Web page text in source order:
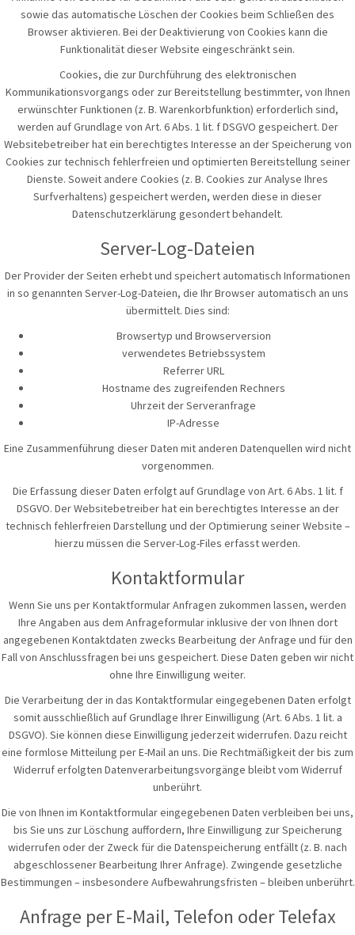
sowie das automatische Löschen der Cookies beim Schließen des
Browser aktivieren. Bei der Deaktivierung von Cookies kann die
Funktionalität dieser Website eingeschränkt sein.
Cookies, die zur Durchführung des elektronischen
Kommunikationsvorgangs oder zur Bereitstellung bestimmter, von Ihnen
erwünschter Funktionen (z. B. Warenkorbfunktion) erforderlich sind,
werden auf Grundlage von Art. 6 Abs. 1 lit. f DSGVO gespeichert. Der
Websitebetreiber hat ein berechtigtes Interesse an der Speicherung von
Cookies zur technisch fehlerfreien und optimierten Bereitstellung seiner
Dienste. Soweit andere Cookies (z. B. Cookies zur Analyse Ihres
Surfverhaltens) gespeichert werden, werden diese in dieser
Datenschutzerklärung gesondert behandelt.
Server-Log-Dateien
Der Provider der Seiten erhebt und speichert automatisch Informationen
in so genannten Server-Log-Dateien, die Ihr Browser automatisch an uns
übermittelt. Dies sind:
Browsertyp und Browserversion
verwendetes Betriebssystem
Referrer URL
Hostname des zugreifenden Rechners
Uhrzeit der Serveranfrage
IP-Adresse
Eine Zusammenführung dieser Daten mit anderen Datenquellen wird nicht
vorgenommen.
Die Erfassung dieser Daten erfolgt auf Grundlage von Art. 6 Abs. 1 lit. f
DSGVO. Der Websitebetreiber hat ein berechtigtes Interesse an der
technisch fehlerfreien Darstellung und der Optimierung seiner Website –
hierzu müssen die Server-Log-Files erfasst werden.
Kontaktformular
Wenn Sie uns per Kontaktformular Anfragen zukommen lassen, werden
Ihre Angaben aus dem Anfrageformular inklusive der von Ihnen dort
angegebenen Kontaktdaten zwecks Bearbeitung der Anfrage und für den
Fall von Anschlussfragen bei uns gespeichert. Diese Daten geben wir nicht
ohne Ihre Einwilligung weiter.
Die Verarbeitung der in das Kontaktformular eingegebenen Daten erfolgt
somit ausschließlich auf Grundlage Ihrer Einwilligung (Art. 6 Abs. 1 lit. a
DSGVO). Sie können diese Einwilligung jederzeit widerrufen. Dazu reicht
eine formlose Mitteilung per E-Mail an uns. Die Rechtmäßigkeit der bis zum
Widerruf erfolgten Datenverarbeitungsvorgänge bleibt vom Widerruf
unberührt.
Die von Ihnen im Kontaktformular eingegebenen Daten verbleiben bei uns,
bis Sie uns zur Löschung auffordern, Ihre Einwilligung zur Speicherung
widerrufen oder der Zweck für die Datenspeicherung entfällt (z. B. nach
abgeschlossener Bearbeitung Ihrer Anfrage). Zwingende gesetzliche
Bestimmungen – insbesondere Aufbewahrungsfristen – bleiben unberührt.
Anfrage per E-Mail, Telefon oder Telefax